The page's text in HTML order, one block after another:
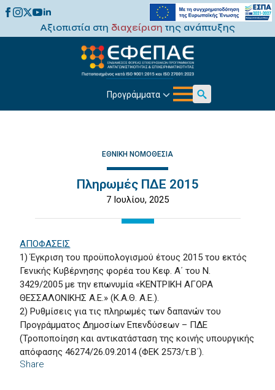
Αξιοπιστία στη διαχείριση της ανάπτυξης
Προγράμματα
Search
ΕΘΝΙΚΉ ΝΟΜΟΘΕΣΊΑ
Πληρωμές ΠΔΕ 2015
7 Ιουλίου, 2025
Share
ΑΠΟΦΑΣΕΙΣ
1) Έγκριση του προϋπολογισμού έτους 2015 του εκτός
Γενικής Κυβέρνησης φορέα του Κεφ. Α΄ του Ν.
3429/2005 με την επωνυμία «ΚΕΝΤΡΙΚΗ ΑΓΟΡΑ
ΘΕΣΣΑΛΟΝΙΚΗΣ Α.Ε.» (Κ.Α.Θ. Α.Ε.).
2) Ρυθμίσεις για τις πληρωμές των δαπανών του
Προγράμματος Δημοσίων Επενδύσεων – ΠΔΕ
(Τροποποίηση και αντικατάσταση της κοινής υπουργικής
απόφασης 46274/26.09.2014 (ΦΕΚ 2573/τ.Β΄).